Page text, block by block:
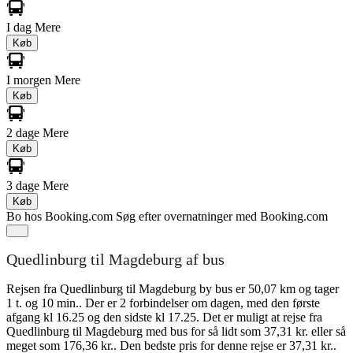
I dag Mere
Køb
I morgen Mere
Køb
2 dage Mere
Køb
3 dage Mere
Køb
Bo hos Booking.com Søg efter overnatninger med Booking.com
Quedlinburg til Magdeburg af bus
Rejsen fra Quedlinburg til Magdeburg by bus er 50,07 km og tager
1 t. og 10 min.. Der er 2 forbindelser om dagen, med den første
afgang kl 16.25 og den sidste kl 17.25. Det er muligt at rejse fra
Quedlinburg til Magdeburg med bus for så lidt som 37,31 kr. eller så
meget som 176,36 kr.. Den bedste pris for denne rejse er 37,31 kr..